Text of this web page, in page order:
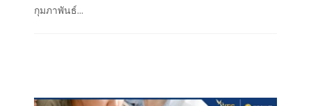
กุมภาพันธ์...